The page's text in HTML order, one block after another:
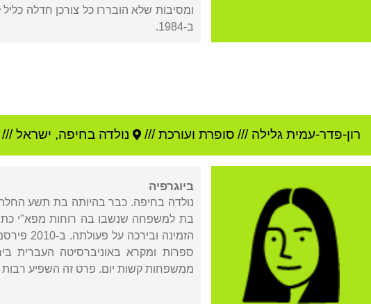
ומסיבות שלא הובררו כל צורכן חדלה
ב-1984.
רון-פדר-עמית גלילה /// סופרת ועורכת /// נולדה בחיפה, ישראל///
ביוגרפיה
נולדה בחיפה. כבר בהיותה בת תשע
בת למשפחה שנשבו בה רוחות מפא"י
ממשפחות קשות יום. פרט זה השפיע רבות על